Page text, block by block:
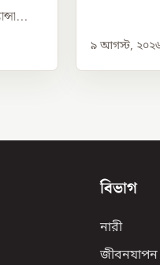
৯ আগস্ট,
বিভাগ
নারী
জীবনযাপন